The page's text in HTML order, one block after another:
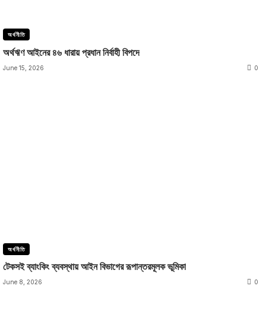
অর্থনীতি
অর্থঋণ আইনের ৪৬ ধারায় প্রধান নির্বাহী বিপদে
June 15, 2026 0
অর্থনীতি
টেকসই ব্যাংকিং ব্যবস্থায় আইন বিভাগের রূপান্তরমূলক ভূমিকা
June 8, 2026 0